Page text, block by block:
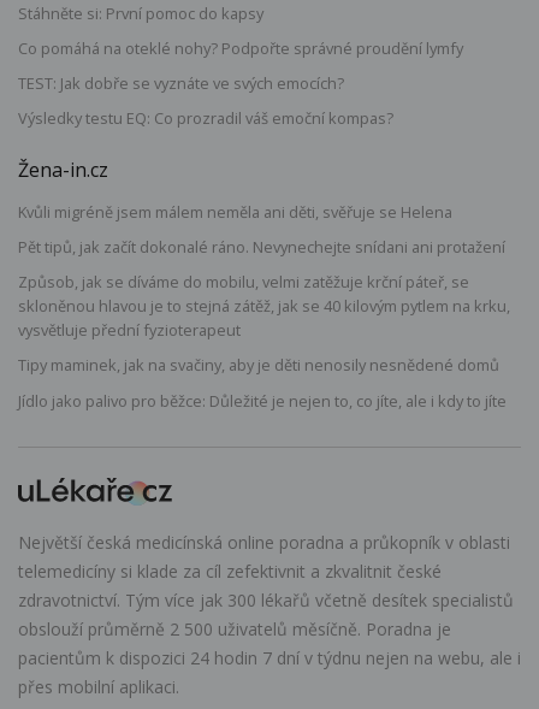
Stáhněte si: První pomoc do kapsy
Co pomáhá na oteklé nohy? Podpořte správné proudění lymfy
TEST: Jak dobře se vyznáte ve svých emocích?
Výsledky testu EQ: Co prozradil váš emoční kompas?
Žena-in.cz
Kvůli migréně jsem málem neměla ani děti, svěřuje se Helena
Pět tipů, jak začít dokonalé ráno. Nevynechejte snídani ani protažení
Způsob, jak se díváme do mobilu, velmi zatěžuje krční páteř, se
skloněnou hlavou je to stejná zátěž, jak se 40 kilovým pytlem na krku,
vysvětluje přední fyzioterapeut
Tipy maminek, jak na svačiny, aby je děti nenosily nesnědené domů
Jídlo jako palivo pro běžce: Důležité je nejen to, co jíte, ale i kdy to jíte
Největší česká medicínská online poradna a průkopník v oblasti
telemedicíny si klade za cíl zefektivnit a zkvalitnit české
zdravotnictví. Tým více jak 300 lékařů včetně desítek specialistů
obslouží průměrně 2 500 uživatelů měsíčně. Poradna je
pacientům k dispozici 24 hodin 7 dní v týdnu nejen na webu, ale i
přes mobilní aplikaci.